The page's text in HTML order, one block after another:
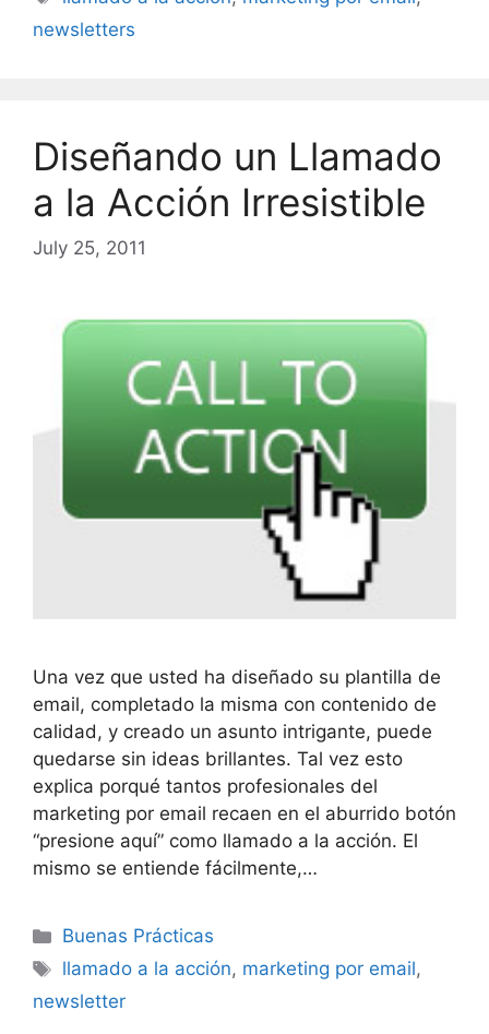
newsletters
Diseñando un Llamado
a la Acción Irresistible
July 25, 2011
Una vez que usted ha diseñado su plantilla de
email, completado la misma con contenido de
calidad, y creado un asunto intrigante, puede
quedarse sin ideas brillantes. Tal vez esto
explica porqué tantos profesionales del
marketing por email recaen en el aburrido botón
“presione aquí” como llamado a la acción. El
mismo se entiende fácilmente,…
Categories
Buenas Prácticas
Tags
llamado a la acción, marketing por email,
newsletter